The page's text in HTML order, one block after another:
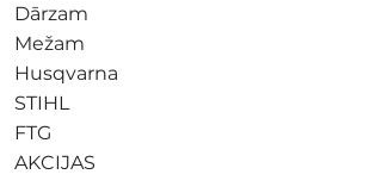
Dārzam
Mežam
Husqvarna
STIHL
FTG
AKCIJAS